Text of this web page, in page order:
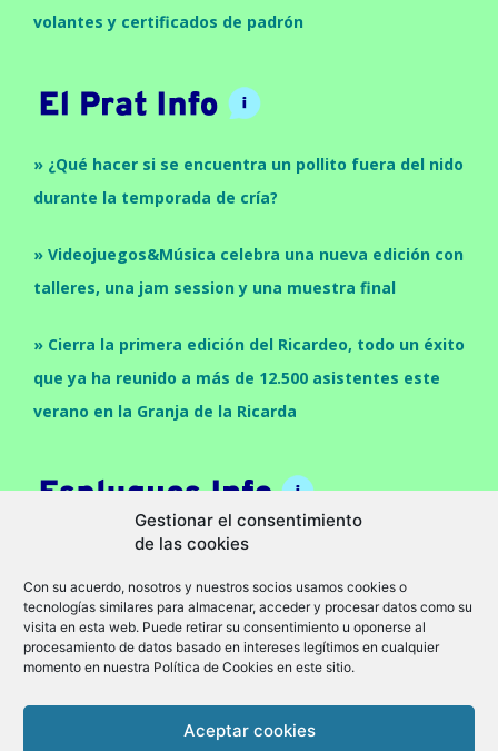
Gestionar el consentimiento
de las cookies
Con su acuerdo, nosotros y nuestros socios usamos cookies o
tecnologías similares para almacenar, acceder y procesar datos como su
visita en esta web. Puede retirar su consentimiento u oponerse al
procesamiento de datos basado en intereses legítimos en cualquier
momento en nuestra Política de Cookies en este sitio.
Aceptar cookies
volantes y certificados de padrón
» ¿Qué hacer si se encuentra un pollito fuera del nido
durante la temporada de cría?
» Videojuegos&Música celebra una nueva edición con
talleres, una jam session y una muestra final
» Cierra la primera edición del Ricardeo, todo un éxito
que ya ha reunido a más de 12.500 asistentes este
verano en la Granja de la Ricarda
Aviso legal
Política de cookies (UE)
© Granollers Info -